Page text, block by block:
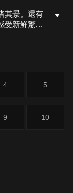
其景。還有
受新鮮驚
4 5
9 10